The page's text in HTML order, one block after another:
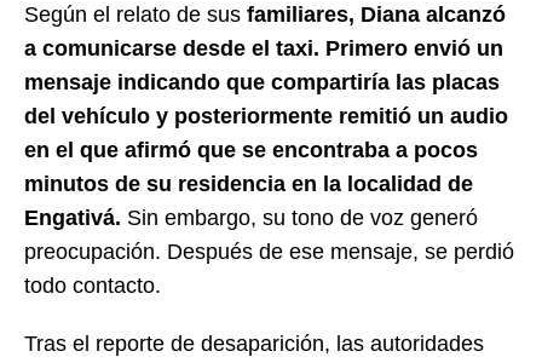
Según el relato de sus familiares, Diana alcanzó
a comunicarse desde el taxi. Primero envió un
mensaje indicando que compartiría las placas
del vehículo y posteriormente remitió un audio
en el que afirmó que se encontraba a pocos
minutos de su residencia en la localidad de
Engativá. Sin embargo, su tono de voz generó
preocupación. Después de ese mensaje, se perdió
todo contacto.
Tras el reporte de desaparición, las autoridades